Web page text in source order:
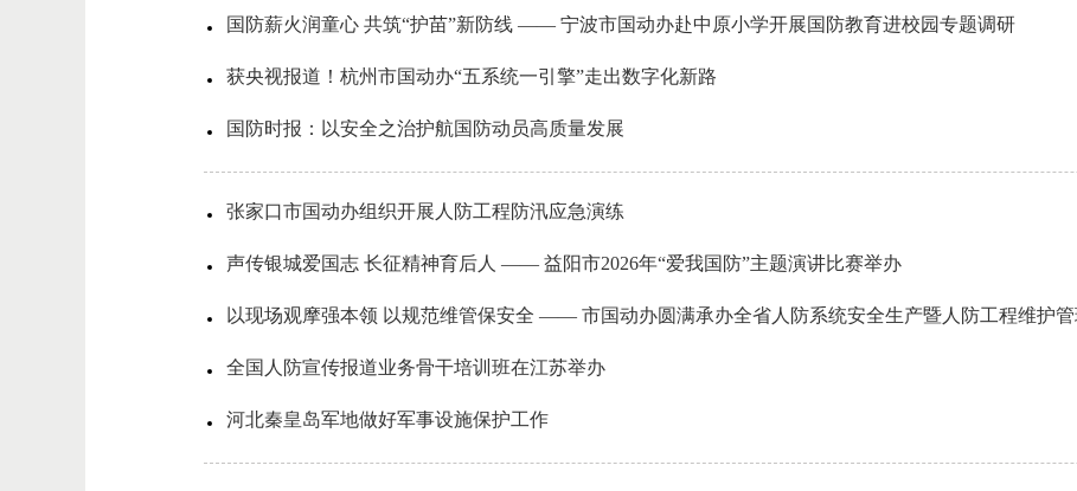
国防薪火润童心 共筑“护苗”新防线 —— 宁波市国动办赴中原小学开展国防教育进校园专题调研
获央视报道！杭州市国动办“五系统一引擎”走出数字化新路
国防时报：以安全之治护航国防动员高质量发展
张家口市国动办组织开展人防工程防汛应急演练
声传银城爱国志 长征精神育后人 —— 益阳市2026年“爱我国防”主题演讲比赛举办
全国人防宣传报道业务骨干培训班在江苏举办
河北秦皇岛军地做好军事设施保护工作